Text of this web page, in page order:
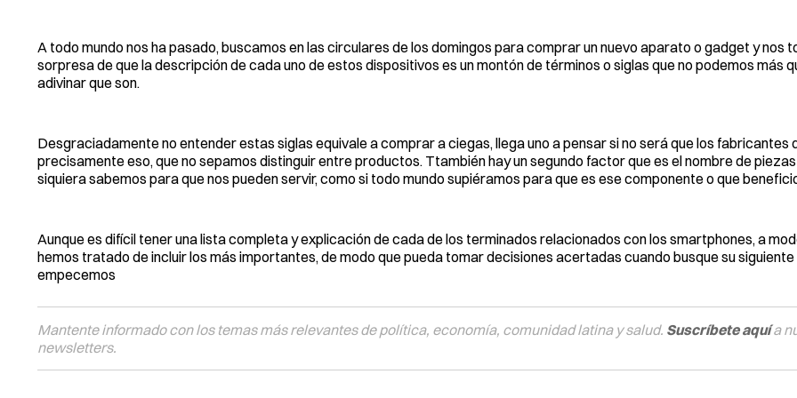
A todo mundo nos ha pasado, buscamos en las circulares de los domingos para comprar un nuevo aparato o gadget y nos
sorpresa de que la descripción de cada uno de estos dispositivos es un montón de términos o siglas que no podemos más
adivinar que son.
Desgraciadamente no entender estas siglas equivale a comprar a ciegas, llega uno a pensar si no será que los fabricantes
precisamente eso, que no sepamos distinguir entre productos. Ttambién hay un segundo factor que es el nombre de
siquiera sabemos para que nos pueden servir, como si todo mundo supiéramos para que es ese componente o que
Aunque es difícil tener una lista completa y explicación de cada de los terminados relacionados con los smartphones, a
hemos tratado de incluir los más importantes, de modo que pueda tomar decisiones acertadas cuando busque su
empecemos
Mantente informado con los temas más relevantes de política, economía, comunidad latina y salud. Suscríbete aquía
newsletters.